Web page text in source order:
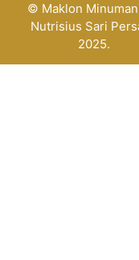
© Maklon
Nutrisius Sari
2025.